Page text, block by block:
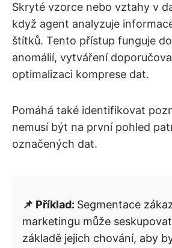
Skryté vzorce nebo vztahy v
když agent analyzuje
štítků. Tento přístup funguje
anomálií, vytváření
optimalizaci komprese dat.
Pomáhá také identifikovat
nemusí být na první pohled
označených dat.
📌 Příklad: Segmentace
marketingu může
základě jejich chování, aby